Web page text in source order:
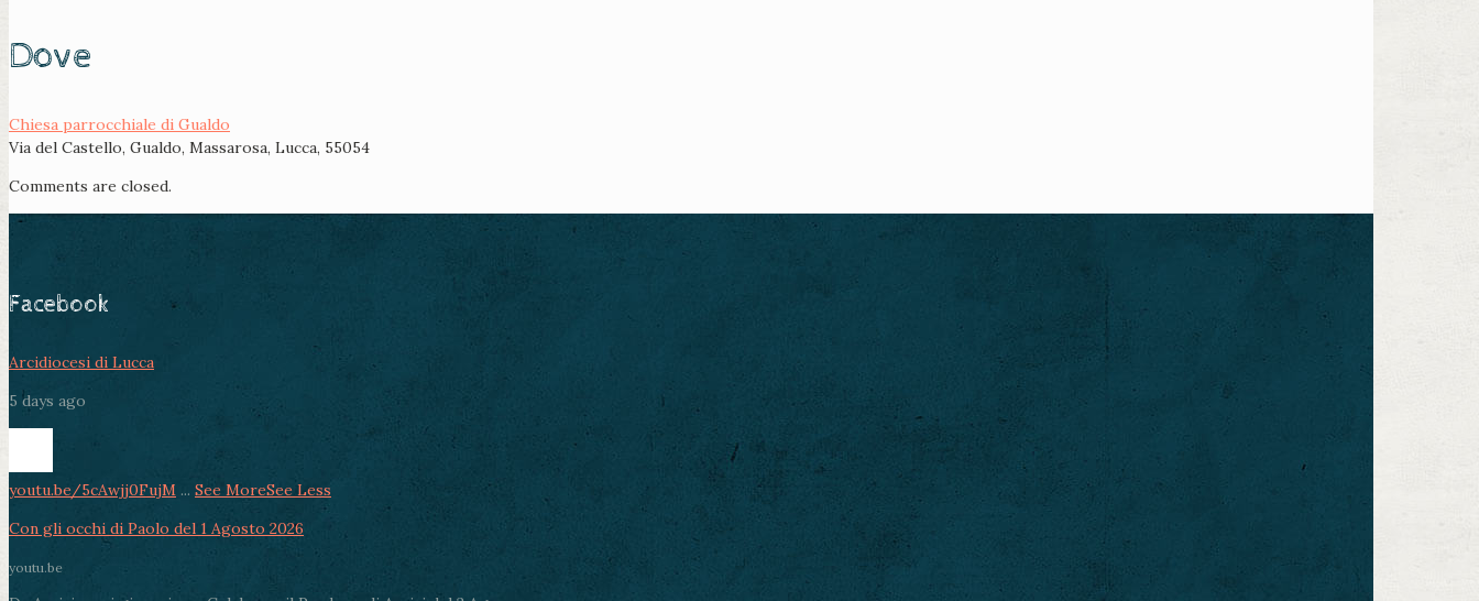
Dove
Chiesa parrocchiale di Gualdo
Via del Castello, Gualdo, Massarosa, Lucca, 55054
Comments are closed.
Facebook
Arcidiocesi di Lucca
5 days ago
youtu.be/5cAwjj0FujM ... See MoreSee Less
Con gli occhi di Paolo del 1 Agosto 2026
youtu.be